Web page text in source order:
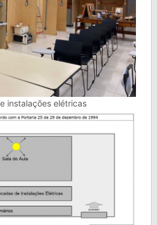
instalações elétricas